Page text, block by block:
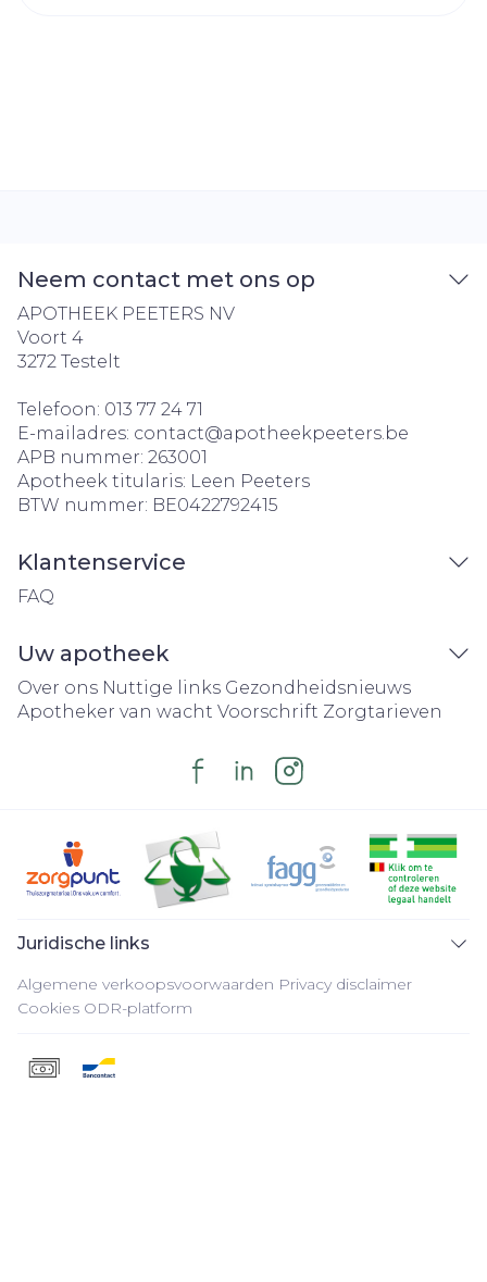
Neem contact met ons op
APOTHEEK PEETERS NV
Voort 4
3272 Testelt
Telefoon: 013 77 24 71
E-mailadres: contact@apotheekpeeters.be
APB nummer: 263001
Apotheek titularis: Leen Peeters
BTW nummer: BE0422792415
Klantenservice
FAQ
Uw apotheek
Over ons Nuttige links Gezondheidsnieuws
Apotheker van wacht Voorschrift Zorgtarieven
Juridische links
Algemene verkoopsvoorwaarden Privacy disclaimer
Cookies ODR-platform